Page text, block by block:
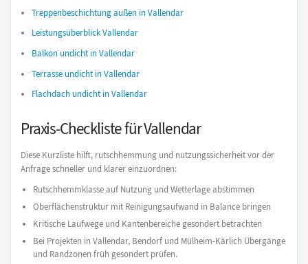
Treppenbeschichtung außen in Vallendar
Leistungsüberblick Vallendar
Balkon undicht in Vallendar
Terrasse undicht in Vallendar
Flachdach undicht in Vallendar
Praxis-Checkliste für Vallendar
Diese Kurzliste hilft, rutschhemmung und nutzungssicherheit vor der
Anfrage schneller und klarer einzuordnen:
Rutschhemmklasse auf Nutzung und Wetterlage abstimmen
Oberflächenstruktur mit Reinigungsaufwand in Balance bringen
Kritische Laufwege und Kantenbereiche gesondert betrachten
Bei Projekten in Vallendar, Bendorf und Mülheim-Kärlich Übergänge
und Randzonen früh gesondert prüfen.